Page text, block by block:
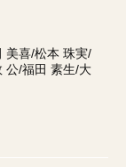
美喜/松本 珠実/
公/福田 素生/大